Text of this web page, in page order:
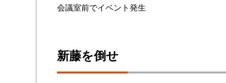
会議室前でイベント発生
新藤を倒せ